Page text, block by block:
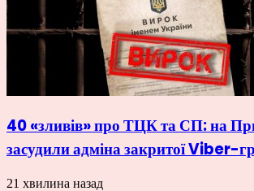
40 «зливів» про ТЦК та СП: на
засудили адміна закритої Viber-
21 хвилина назад